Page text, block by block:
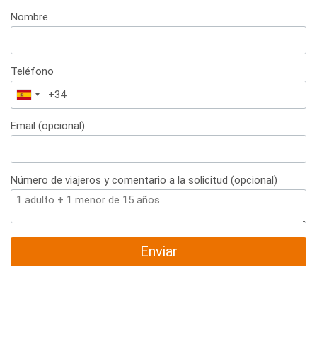
Nombre
Teléfono
España
+34
Email (opcional)
Número de viajeros y comentario a la solicitud (opcional)
Enviar